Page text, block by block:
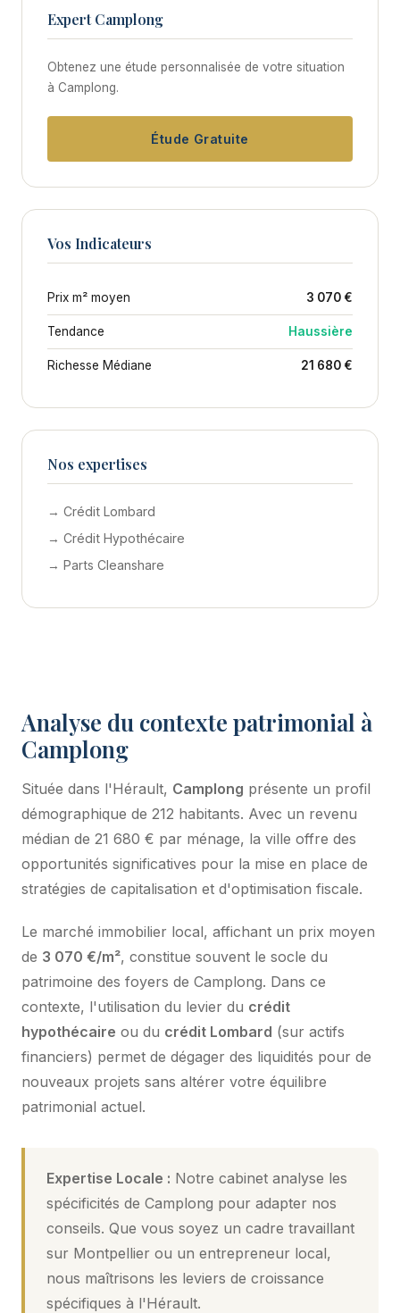
Analyse du contexte patrimonial à
Camplong
Située dans l'Hérault, Camplong présente un profil
démographique de 212 habitants. Avec un revenu
médian de 21 680 € par ménage, la ville offre des
opportunités significatives pour la mise en place de
stratégies de capitalisation et d'optimisation fiscale.
Le marché immobilier local, affichant un prix moyen
de 3 070 €/m², constitue souvent le socle du
patrimoine des foyers de Camplong. Dans ce
contexte, l'utilisation du levier du crédit
hypothécaire ou du crédit Lombard (sur actifs
financiers) permet de dégager des liquidités pour de
nouveaux projets sans altérer votre équilibre
patrimonial actuel.
Expertise Locale : Notre cabinet analyse les
spécificités de Camplong pour adapter nos
conseils. Que vous soyez un cadre travaillant
sur Montpellier ou un entrepreneur local,
nous maîtrisons les leviers de croissance
spécifiques à l'Hérault.
Expert Camplong
Obtenez une étude personnalisée de votre situation
à Camplong.
Étude Gratuite
Vos Indicateurs
Prix m² moyen 3 070 €
Tendance Haussière
Richesse Médiane 21 680 €
Nos expertises
→ Crédit Lombard
→ Crédit Hypothécaire
→ Parts Cleanshare